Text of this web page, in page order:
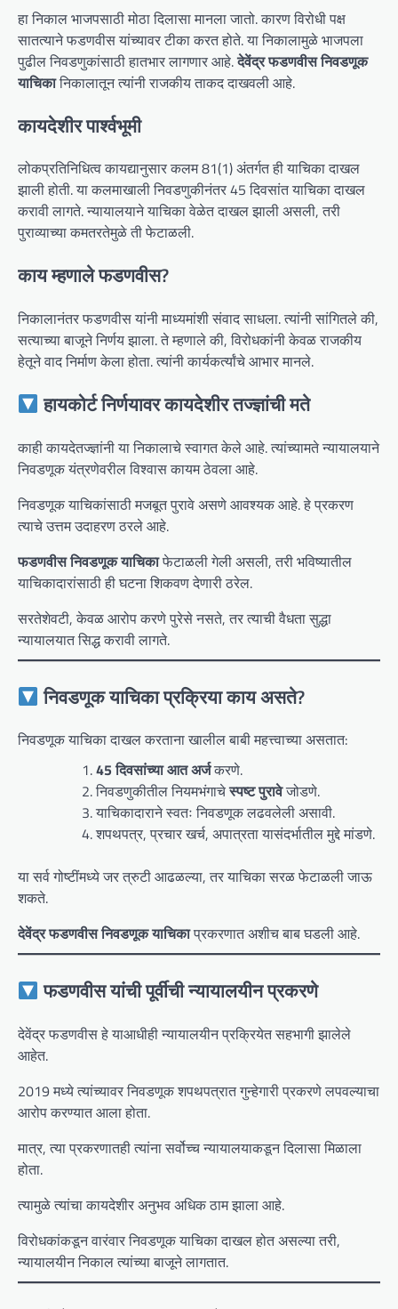
हा निकाल भाजपसाठी मोठा दिलासा मानला जातो. कारण विरोधी पक्ष
सातत्याने फडणवीस यांच्यावर टीका करत होते. या निकालामुळे भाजपला
पुढील निवडणुकांसाठी हातभार लागणार आहे.देवेंद्र फडणवीस निवडणूक
याचिकानिकालातून त्यांनी राजकीय ताकद दाखवली आहे.
कायदेशीर पार्श्वभूमी
लोकप्रतिनिधित्व कायद्यानुसार कलम 81(1) अंतर्गत ही याचिका दाखल
झाली होती. या कलमाखाली निवडणुकीनंतर 45 दिवसांत याचिका दाखल
करावी लागते. न्यायालयाने याचिका वेळेत दाखल झाली असली, तरी
पुराव्याच्या कमतरतेमुळे ती फेटाळली.
काय म्हणाले फडणवीस?
निकालानंतर फडणवीस यांनी माध्यमांशी संवाद साधला. त्यांनी सांगितले की,
सत्याच्या बाजूने निर्णय झाला. ते म्हणाले की, विरोधकांनी केवळ राजकीय
हेतूने वाद निर्माण केला होता. त्यांनी कार्यकर्त्यांचे आभार मानले.
हायकोर्ट निर्णयावर कायदेशीर तज्ज्ञांची मते
काही कायदेतज्ज्ञांनी या निकालाचे स्वागत केले आहे. त्यांच्यामते न्यायालयाने
निवडणूक यंत्रणेवरील विश्वास कायम ठेवला आहे.
निवडणूक याचिकांसाठी मजबूत पुरावे असणे आवश्यक आहे. हे प्रकरण
त्याचे उत्तम उदाहरण ठरले आहे.
फडणवीस निवडणूक याचिकाफेटाळली गेली असली, तरी भविष्यातील
याचिकादारांसाठी ही घटना शिकवण देणारी ठरेल.
सरतेशेवटी, केवळ आरोप करणे पुरेसे नसते, तर त्याची वैधता सुद्धा
न्यायालयात सिद्ध करावी लागते.
निवडणूक याचिका प्रक्रिया काय असते?
निवडणूक याचिका दाखल करताना खालील बाबी महत्त्वाच्या असतात:
45 दिवसांच्या आत अर्जकरणे.
निवडणुकीतील नियमभंगाचेस्पष्ट पुरावेजोडणे.
याचिकादाराने स्वतः निवडणूक लढवलेली असावी.
शपथपत्र, प्रचार खर्च, अपात्रता यासंदर्भातील मुद्दे मांडणे.
या सर्व गोष्टींमध्ये जर त्रुटी आढळल्या, तर याचिका सरळ फेटाळली जाऊ
शकते.
देवेंद्र फडणवीस निवडणूक याचिकाप्रकरणात अशीच बाब घडली आहे.
फडणवीस यांची पूर्वीची न्यायालयीन प्रकरणे
देवेंद्र फडणवीस हे याआधीही न्यायालयीन प्रक्रियेत सहभागी झालेले
आहेत.
2019 मध्ये त्यांच्यावर निवडणूक शपथपत्रात गुन्हेगारी प्रकरणे लपवल्याचा
आरोप करण्यात आला होता.
मात्र, त्या प्रकरणातही त्यांना सर्वोच्च न्यायालयाकडून दिलासा मिळाला
होता.
त्यामुळे त्यांचा कायदेशीर अनुभव अधिक ठाम झाला आहे.
विरोधकांकडून वारंवार निवडणूक याचिका दाखल होत असल्या तरी,
न्यायालयीन निकाल त्यांच्या बाजूने लागतात.